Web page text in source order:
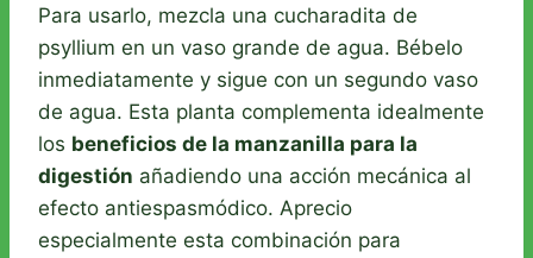
Para usarlo, mezcla una cucharadita de
psyllium en un vaso grande de agua. Bébelo
inmediatamente y sigue con un segundo vaso
de agua. Esta planta complementa idealmente
los beneficios de la manzanilla para la
digestión añadiendo una acción mecánica al
efecto antiespasmódico. Aprecio
especialmente esta combinación para